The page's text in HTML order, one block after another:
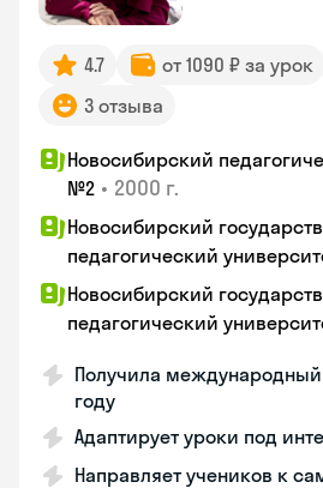
4.7 от 1090 ₽ за урок
3 отзыва
Новосибирский
№2 • 2000 г.
Новосибирский
педагогический
Новосибирский
педагогический
Получила международный
году
Адаптирует уроки под
Направляет учеников к